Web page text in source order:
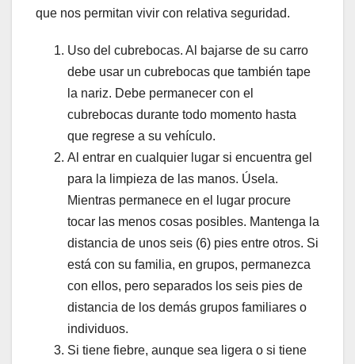
que nos permitan vivir con relativa seguridad.
Uso del cubrebocas. Al bajarse de su carro
debe usar un cubrebocas que también tape
la nariz. Debe permanecer con el
cubrebocas durante todo momento hasta
que regrese a su vehículo.
Al entrar en cualquier lugar si encuentra gel
para la limpieza de las manos. Úsela.
Mientras permanece en el lugar procure
tocar las menos cosas posibles. Mantenga la
distancia de unos seis (6) pies entre otros. Si
está con su familia, en grupos, permanezca
con ellos, pero separados los seis pies de
distancia de los demás grupos familiares o
individuos.
Si tiene fiebre, aunque sea ligera o si tiene